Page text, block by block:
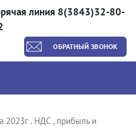
линия 8(3843)32-80-
ОБРАТНЫЙ ЗВОНОК
2023г . НДС , прибыль и